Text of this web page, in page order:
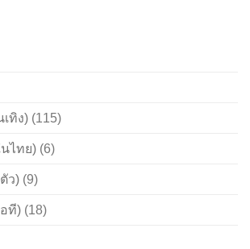
เทิง) (115)
นไทย) (6)
ว) (9)
ที) (18)